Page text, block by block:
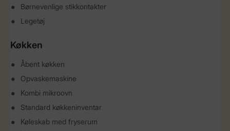
Børnevenlige stikkontakter
Legetøj
Køkken
Åbent køkken
Opvaskemaskine
Kombi mikroovn
Standard køkkeninventar
Køleskab med fryserum